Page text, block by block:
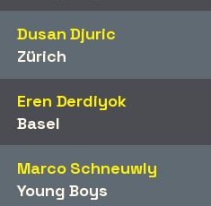
Dusan Djuric
Zürich
Eren Derdiyok
Basel
Marco Schneuwly
Young Boys